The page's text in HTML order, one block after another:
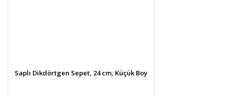
Saplı Dikdörtgen Sepet, 24 cm, Küçük Boy